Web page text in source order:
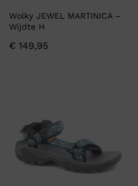
Wolky JEWEL MARTINICA –
Wijdte H
€ 149,95